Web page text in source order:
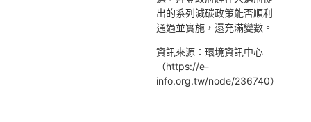
出的系列減碳政策能否順利
通過並實施，還充滿變數。
資訊來源：環境資訊中心
（https://e-
info.org.tw/node/236740）